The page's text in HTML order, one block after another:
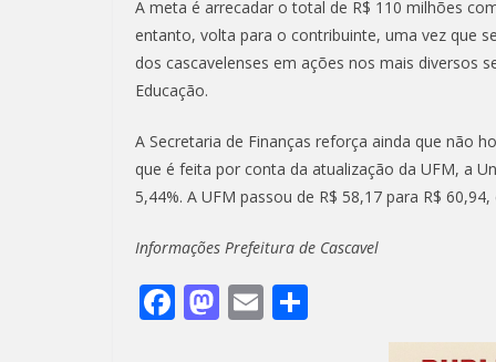
A meta é arrecadar o total de R$ 110 milhões
entanto, volta para o contribuinte, uma vez que
dos cascavelenses em ações nos mais diversos
Educação.
A Secretaria de Finanças reforça ainda que não
que é feita por conta da atualização da UFM, a
5,44%. A UFM passou de R$ 58,17 para R$
Informações Prefeitura de Cascavel
F M E